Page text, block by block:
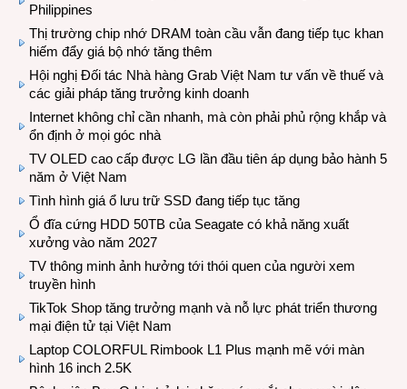
Philippines
Thị trường chip nhớ DRAM toàn cầu vẫn đang tiếp tục khan
hiếm đẩy giá bộ nhớ tăng thêm
Hội nghị Đối tác Nhà hàng Grab Việt Nam tư vấn về thuế và
các giải pháp tăng trưởng kinh doanh
Internet không chỉ cần nhanh, mà còn phải phủ rộng khắp và
ổn định ở mọi góc nhà
TV OLED cao cấp được LG lần đầu tiên áp dụng bảo hành 5
năm ở Việt Nam
Tình hình giá ổ lưu trữ SSD đang tiếp tục tăng
Ổ đĩa cứng HDD 50TB của Seagate có khả năng xuất
xưởng vào năm 2027
TV thông minh ảnh hưởng tới thói quen của người xem
truyền hình
TikTok Shop tăng trưởng mạnh và nỗ lực phát triển thương
mại điện tử tại Việt Nam
Laptop COLORFUL Rimbook L1 Plus mạnh mẽ với màn
hình 16 inch 2.5K